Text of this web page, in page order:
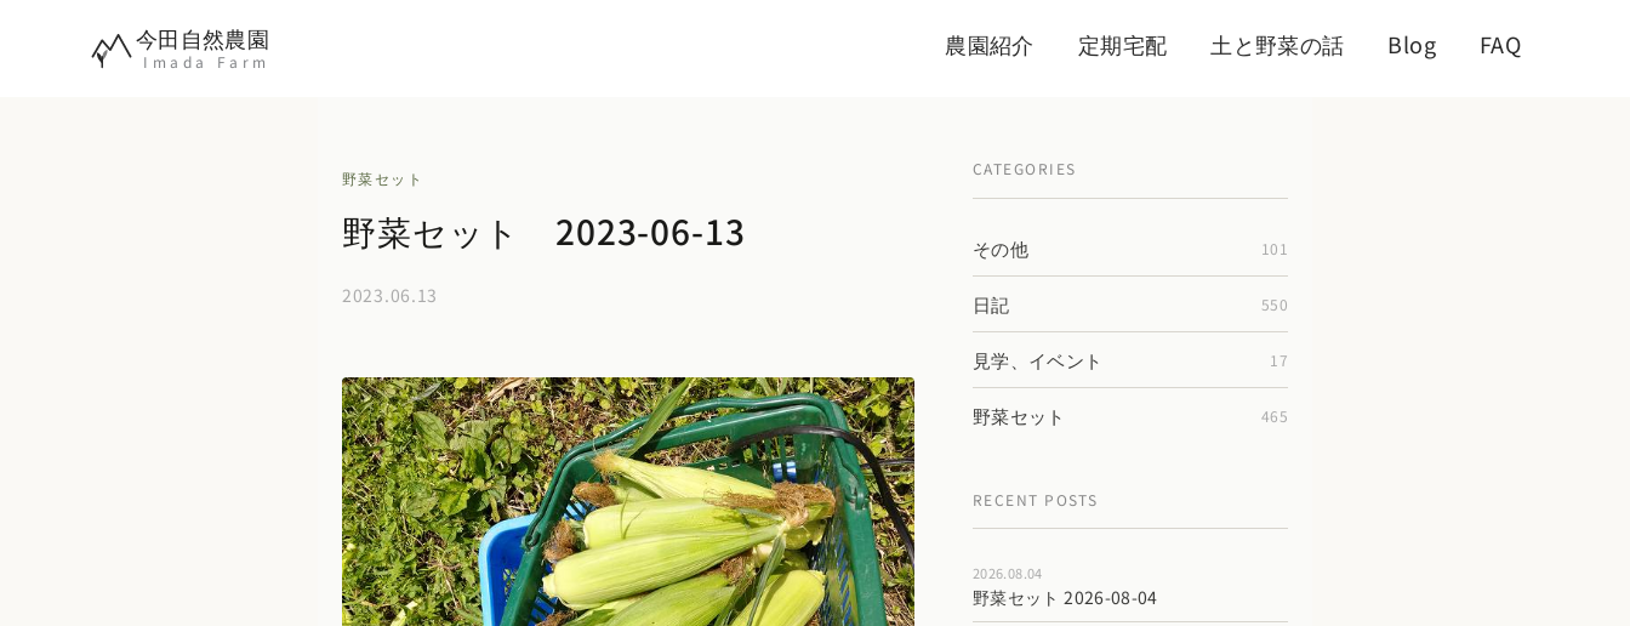
今田自然農園
Imada Farm
農園紹介 定期宅配 土と野菜の話 Blog FAQ
野菜セット
野菜セット 2023-06-13
2023.06.13
CATEGORIES
その他 101
日記 550
見学、イベント 17
野菜セット 465
RECENT POSTS
2026.08.04
野菜セット 2026-08-04